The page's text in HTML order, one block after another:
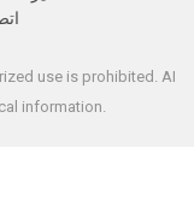
use is prohibited. AI
information.